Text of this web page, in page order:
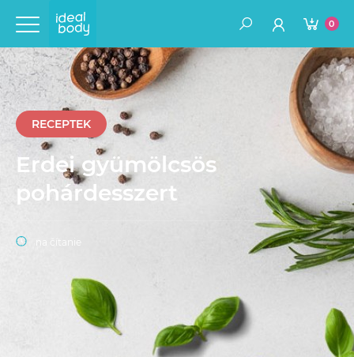
0
RECEPTEK
Erdei gyümölcsös
pohárdesszert
na čítanie